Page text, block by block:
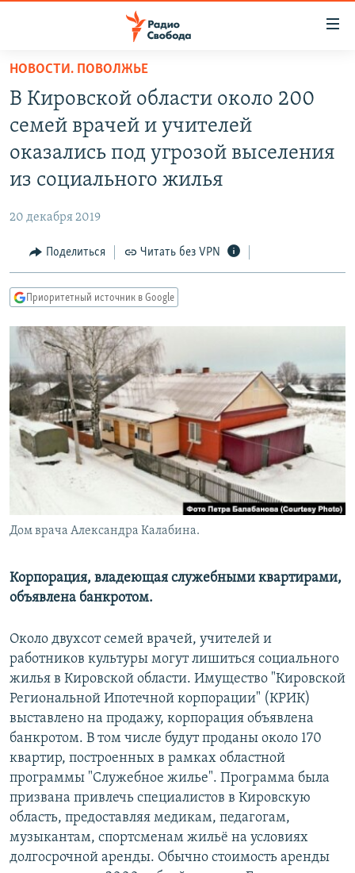
упрощенного
доступа
Вернуться
основному
содержанию
навигации
Вернутся
ПОДКАСТЫ
АВТОРСКИЕ ПРОЕКТЫ
КУЛЬТУРА
IDEL.РЕАЛИИ
КАВКАЗ.РЕАЛИИ
СИБИРЬ.РЕАЛИИ
РАСПИСАНИЕ ВЕЩАНИЯ
ПОДПИШИТЕСЬ НА РАССЫЛКУ
СОЦИАЛЬНЫЕ СЕТИ
НОВОСТИ. ПОВОЛЖЬЕ
В Кировской области около 200
семей врачей и учителей
оказались под угрозой выселения
из социального жилья
20 декабря 2019
Поделиться Читать без VPN
Приоритетный источник в Google
Дом врача Александра Калабина.
Корпорация, владеющая служебными квартирами,
объявлена банкротом.
Около двухсот семей врачей, учителей и
работников культуры могут лишиться социального
жилья в Кировской области. Имущество "Кировской
Региональной Ипотечной корпорации" (КРИК)
выставлено на продажу, корпорация объявлена
банкротом. В том числе будут проданы около 170
квартир, построенных в рамках областной
программы "Служебное жилье". Программа была
призвана привлечь специалистов в Кировскую
область, предоставляя медикам, педагогам,
музыкантам, спортсменам жильё на условиях
долгосрочной аренды. Обычно стоимость аренды